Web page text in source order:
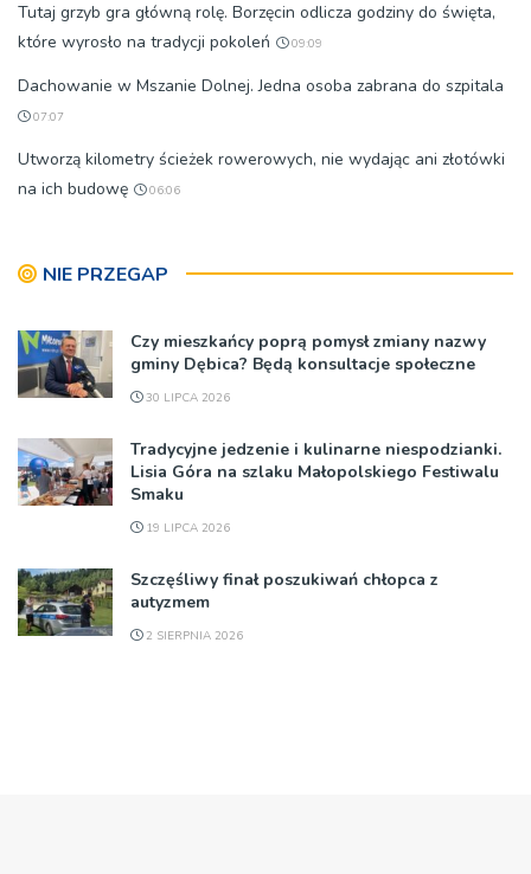
Tutaj grzyb gra główną rolę. Borzęcin odlicza godziny do święta,
które wyrosło na tradycji pokoleń
09:09
Dachowanie w Mszanie Dolnej. Jedna osoba zabrana do szpitala
07:07
Utworzą kilometry ścieżek rowerowych, nie wydając ani złotówki
na ich budowę
06:06
NIE PRZEGAP
Czy mieszkańcy poprą pomysł zmiany nazwy
gminy Dębica? Będą konsultacje społeczne
30 LIPCA 2026
Tradycyjne jedzenie i kulinarne niespodzianki.
Lisia Góra na szlaku Małopolskiego Festiwalu
Smaku
19 LIPCA 2026
Szczęśliwy finał poszukiwań chłopca z
autyzmem
2 SIERPNIA 2026